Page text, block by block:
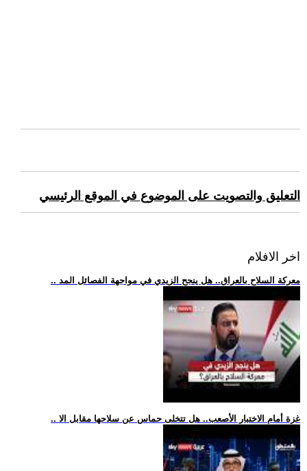
التعليق والتصويت على الموضوع في الموقع الرئيسي
اخر الافلام
.. معركة السلاح بالعراق.. هل ينجح الزيدي في مواجهة الفصائل المد
.. غزة أمام الاختبار الأصعب.. هل تتخلى حماس عن سلاحها مقابل الا